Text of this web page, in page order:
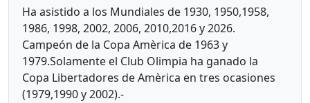
Ha asistido a los Mundiales de 1930, 1950,1958,
1986, 1998, 2002, 2006, 2010,2016 y 2026.
Campeón de la Copa Amèrica de 1963 y
1979.Solamente el Club Olimpia ha ganado la
Copa Libertadores de Amèrica en tres ocasiones
(1979,1990 y 2002).-